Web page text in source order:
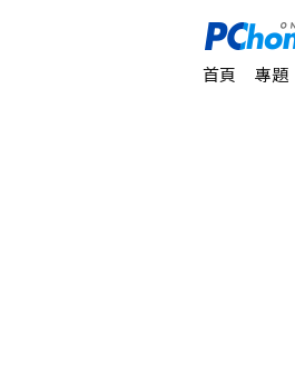
首頁 專題